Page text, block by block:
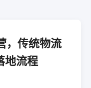
，传统物流
地流程